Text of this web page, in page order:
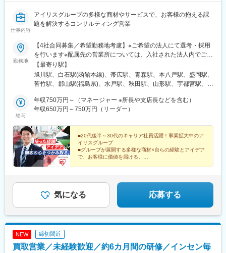
仕事内容
アイリスグループの多様な商材やサービスで、お客様の抱える課
題を解決するコンサルティング営業
勤務地
【4社合同募集／希望勤務地考慮】※ご希望の法人にて選考・採用
を行います※配属先の営業所については、入社された法人内でご希
望を考慮して決定いたします◎マイカー通勤可（営業所によって
異なる）◎受動喫煙対策：オフィス内全面禁煙＜各社共通＞■アイ
リスオーヤマ株式会社北海道、青森県、岩手県、宮城県、秋田
県、東京都、神奈川県、静岡県、愛知県、新潟県、石川県、長野
県、京都府、大阪府、兵庫県、岡山県、広島県、香川県、愛媛
式会社北海道、岩手県、宮城県、福島県、茨城県、栃木県、埼玉
県、千葉県、東京都、神奈川県、静岡県、愛知県、新潟県、石川
県、京都府、大阪府、兵庫県、岡山県、広島県、香川県、愛媛
県、福岡県、佐賀県、熊本県、鹿児島県、沖縄県■アイリスソーコ
ー株式会社埼玉県、神奈川県、愛知県、大阪府、福岡県■アイリ
あり
【最寄り駅】
旭川駅、白石駅(函館本線)、帯広駅、青森駅、本八戸駅、盛岡駅、
苦竹駅、郡山駅(福島県)、水戸駅、秋田駅、山形駅、宇都宮駅、大
高崎駅、新潟駅、新富士駅(静岡県)、関内駅、江田駅(神奈川県)、
京成千葉駅、伏見駅(愛知県)、国際センター駅、志賀本通駅、味岡
条駅(京都市営)、旧居留地・大丸前駅、岡山駅前駅、南区役所前
駅、高松築港駅、衣山駅、西小倉駅、呉服町駅(福岡県)、肥前麓
駅、めがね橋駅、西辛島町駅、二中通駅、てだこ浦西駅、浜松町
駅、糀谷駅、目黒駅、東雲駅(東京都)、立川北駅、伊勢佐木長者町
駅、千葉駅、名古屋駅、平安通駅、大江橋駅、長堀橋駅、河内永
萱町六丁目駅、平和通駅、中洲川端駅、浜町アーケード駅、慶徳
校前駅、竹芝駅、五反田駅、立川南駅、石川町駅、千葉中央駅、
県)、桜町駅(長崎県)、洗馬橋駅
給与
年収750万円～（マネージャー ※所長や支店長などを含む）
年収650万円～750万円（リーダー）
■20代後半～30代のキャリア社員活躍！事業拡大中のア
イリスグループ
■グループが展開する多様な商材×自らの経験とアイデア
で、お客様に価値を届ける。
気になる 応募する
NEW 締切間近
買取営業／未経験歓迎／約6カ月間の研修／インセン毎